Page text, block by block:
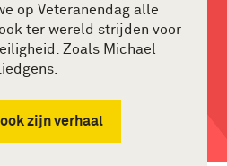
op Veteranendag alle
ter wereld strijden voor
Zoals Michael
Liedgens.
zijn verhaal